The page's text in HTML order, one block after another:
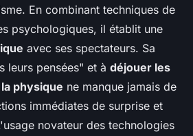
En combinant techniques de
psychologiques, il établit une
avec ses spectateurs. Sa
leurs pensées" et à déjouer les
physique ne manque jamais de
immédiates de surprise et
novateur des technologies